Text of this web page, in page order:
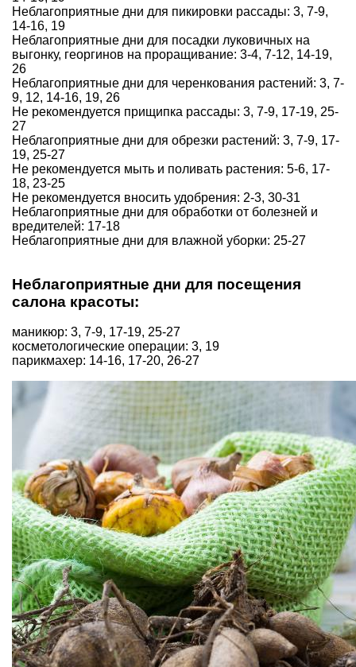
Неблагоприятные дни для пикировки рассады: 3, 7-9,
14-16, 19
Неблагоприятные дни для посадки луковичных на
выгонку, георгинов на проращивание: 3-4, 7-12, 14-19,
26
Неблагоприятные дни для черенкования растений: 3, 7-
9, 12, 14-16, 19, 26
Не рекомендуется прищипка рассады: 3, 7-9, 17-19, 25-
27
Неблагоприятные дни для обрезки растений: 3, 7-9, 17-
19, 25-27
Не рекомендуется мыть и поливать растения: 5-6, 17-
18, 23-25
Не рекомендуется вносить удобрения: 2-3, 30-31
Неблагоприятные дни для обработки от болезней и
вредителей: 17-18
Неблагоприятные дни для влажной уборки: 25-27
Неблагоприятные дни для посещения
салона красоты:
маникюр: 3, 7-9, 17-19, 25-27
косметологические операции: 3, 19
парикмахер: 14-16, 17-20, 26-27